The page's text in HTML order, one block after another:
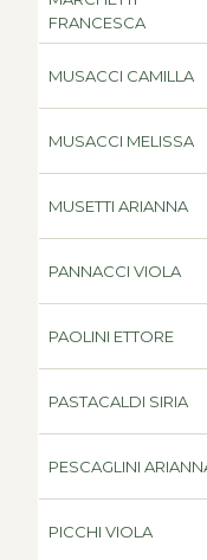
FRANCESCA
MUSACCI CAMILLA
MUSACCI MELISSA
MUSETTI ARIANNA
PANNACCI VIOLA
PAOLINI ETTORE
PASTACALDI SIRIA
PESCAGLINI
PICCHI VIOLA